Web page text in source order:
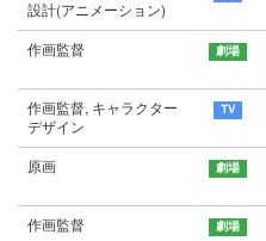
設計(アニメーション)
作画監督
作画監督, キャラクター
デザイン
原画
作画監督